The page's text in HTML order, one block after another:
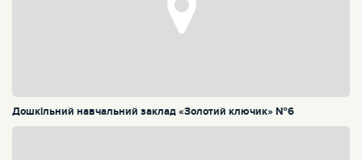
Дошкільний навчальний заклад «Золотий ключик» №6